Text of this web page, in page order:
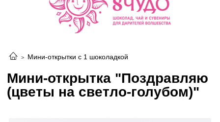
Мини-открытки с 1 шоколадкой
Мини-открытка "Поздравляю
(цветы на светло-голубом)"